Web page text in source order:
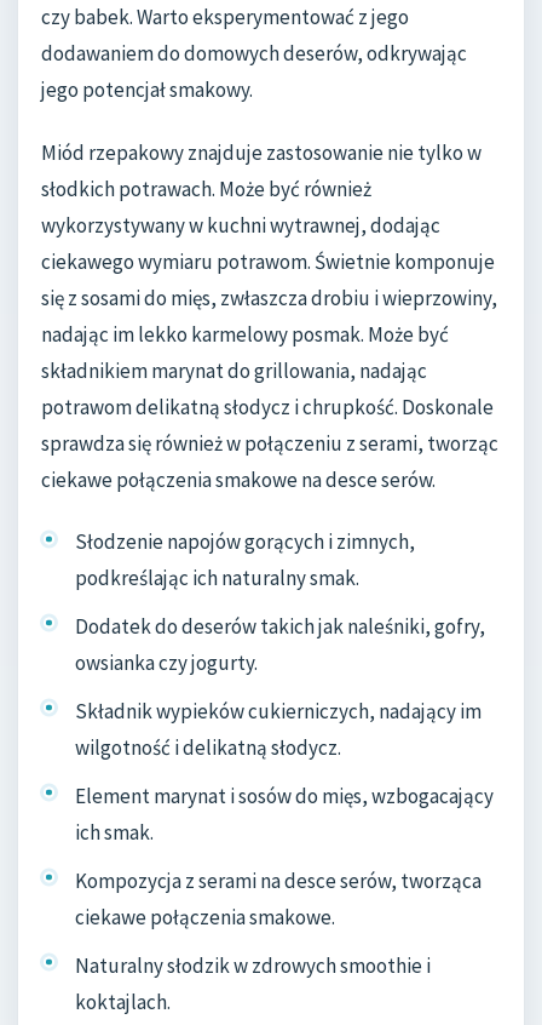
czy babek. Warto eksperymentować z jego
dodawaniem do domowych deserów, odkrywając
jego potencjał smakowy.
Miód rzepakowy znajduje zastosowanie nie tylko w
słodkich potrawach. Może być również
wykorzystywany w kuchni wytrawnej, dodając
ciekawego wymiaru potrawom. Świetnie komponuje
się z sosami do mięs, zwłaszcza drobiu i wieprzowiny,
nadając im lekko karmelowy posmak. Może być
składnikiem marynat do grillowania, nadając
potrawom delikatną słodycz i chrupkość. Doskonale
sprawdza się również w połączeniu z serami, tworząc
ciekawe połączenia smakowe na desce serów.
Słodzenie napojów gorących i zimnych,
podkreślając ich naturalny smak.
Dodatek do deserów takich jak naleśniki, gofry,
owsianka czy jogurty.
Składnik wypieków cukierniczych, nadający im
wilgotność i delikatną słodycz.
Element marynat i sosów do mięs, wzbogacający
ich smak.
Kompozycja z serami na desce serów, tworząca
ciekawe połączenia smakowe.
Naturalny słodzik w zdrowych smoothie i
koktajlach.